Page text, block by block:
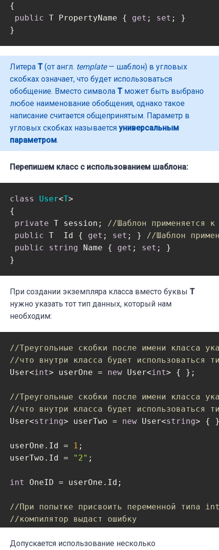
{
public T PropertyName { get ; set ; }
Литера T(от англ. template— шаблон) в угловых
скобках означает, что будет использоваться
обобщение. Вместо символа Tможет быть выбрано
любое наименование обобщения, однако такое
написание считается общепринятым. Параметр в
угловых скобках называется универсальным
параметром.
Перепишем класс с использованием шаблона:
class User<T>
{
private T session; //Шаблон применяется к
public T  Id { get ; set ; } //Шаблон
public
string Name { get ; set ; }
}
При создании экземпляра класса вместо буквы Т
нужно указать тот тип данных, который нам
необходим:
//Треугольные скобки после имени класса
//что внутри класса будет использоваться
User<int> userOne = new User<int> { };
//Треугольные скобки после имени класса
//что внутри класса будет
User<string> userTwo = new User<string> {
userOne.Id = 1 ;
userTwo.Id =
"2" ;
int OneID = userOne.Id;
//При попытке присвоить переменной типа
//компилятор выдаст ошибку
Допускается использование несколько